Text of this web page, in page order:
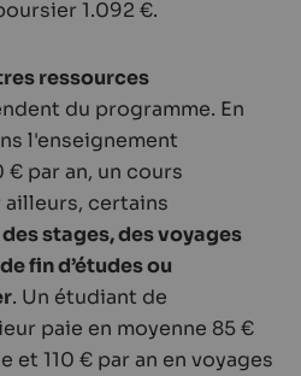
1.092 €.
ressources
du programme. En
l'enseignement
par an, un cours
ailleurs, certains
des stages, des voyages
fin d’études ou
. Un étudiant de
paie en moyenne 85 €
et 110 € par an en voyages